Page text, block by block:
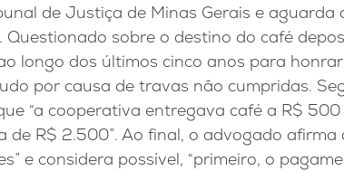
de Justiça de Minas Gerais e aguarda
Questionado sobre o destino do café
longo dos últimos cinco anos para
por causa de travas não cumpridas.
“a cooperativa entregava café a R$
de R$ 2.500”. Ao final, o advogado afirma
e considera possível, “primeiro, o